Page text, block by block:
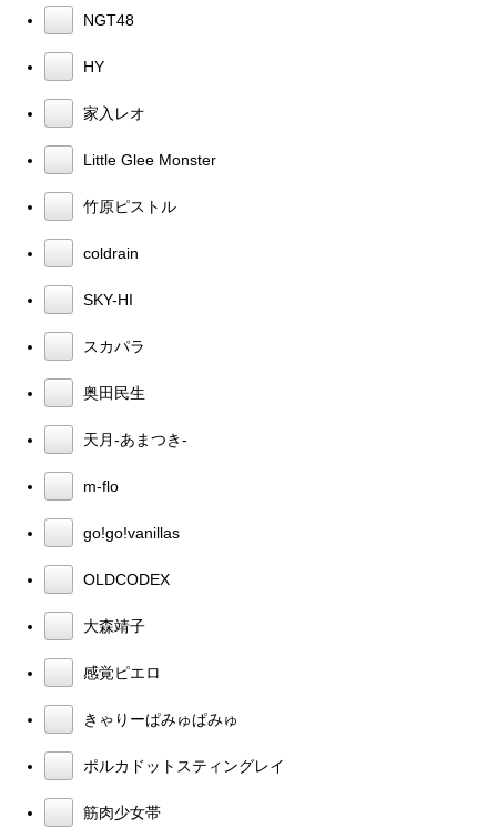
NGT48
HY
家入レオ
Little Glee Monster
竹原ピストル
coldrain
SKY-HI
スカパラ
奥田民生
天月-あまつき-
m-flo
go!go!vanillas
OLDCODEX
大森靖子
感覚ピエロ
きゃりーぱみゅぱみゅ
ポルカドットスティングレイ
筋肉少女帯